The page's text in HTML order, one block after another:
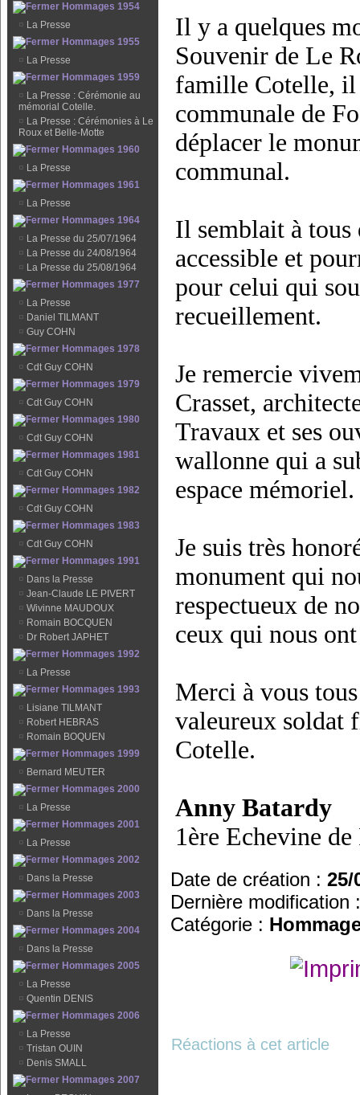
Hommages 1954
¤ La Presse
Hommages 1955
¤ La Presse
Hommages 1959
¤ La Presse : Cérémonie au
mémorial Cotelle.
¤ La Presse : Cérémonies à Le
Roux et Belle-Motte
Hommages 1960
¤ La Presse
Hommages 1961
¤ La Presse
Hommages 1964
¤ La Presse du 25/07/1964
¤ La Presse du 24/08/1964
¤ La Presse du 25/08/1964
Hommages 1977
¤ La Presse
¤ Daniel TILMANT
¤ Guy COHN
Hommages 1978
¤ Cdt Guy COHN
Hommages 1979
¤ Cdt Guy COHN
Hommages 1980
¤ Cdt Guy COHN
Hommages 1981
¤ Cdt Guy COHN
Hommages 1982
¤ Cdt Guy COHN
Hommages 1983
¤ Cdt Guy COHN
Hommages 1991
¤ Dans la Presse
¤ Jean-Claude LE PIVERT
¤ Wivinne MAUDOUX
¤ Romain BOCQUEN
¤ Dr Robert JAPHET
Hommages 1992
¤ La Presse
Hommages 1993
¤ Lisiane TILMANT
¤ Robert HEBRAS
¤ Romain BOQUEN
Hommages 1999
¤ Bernard MEUTER
Hommages 2000
¤ La Presse
Hommages 2001
¤ La Presse
Hommages 2002
¤ Dans la Presse
Hommages 2003
¤ Dans la Presse
Hommages 2004
¤ Dans la Presse
Hommages 2005
¤ La Presse
¤ Quentin DENIS
Hommages 2006
¤ La Presse
¤ Tristan OUIN
¤ Denis SMALL
Hommages 2007
Il y a quelques
Souvenir de Le
famille Cotelle, il
communale de
déplacer le
communal.
Il semblait à tous
accessible et
pour celui qui
recueillement.
Je remercie
Crasset,
Travaux et ses
wallonne qui a
espace mémoriel.
Je suis très
monument qui
respectueux de
ceux qui nous
Merci à vous
valeureux soldat
Cotelle.
Anny Batardy
1ère Echevine
Date de création : 25/
Dernière modification
Catégorie :
Réactions à cet article